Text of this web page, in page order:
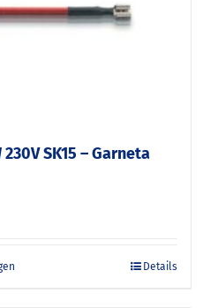
SK15 – Garneta
Details